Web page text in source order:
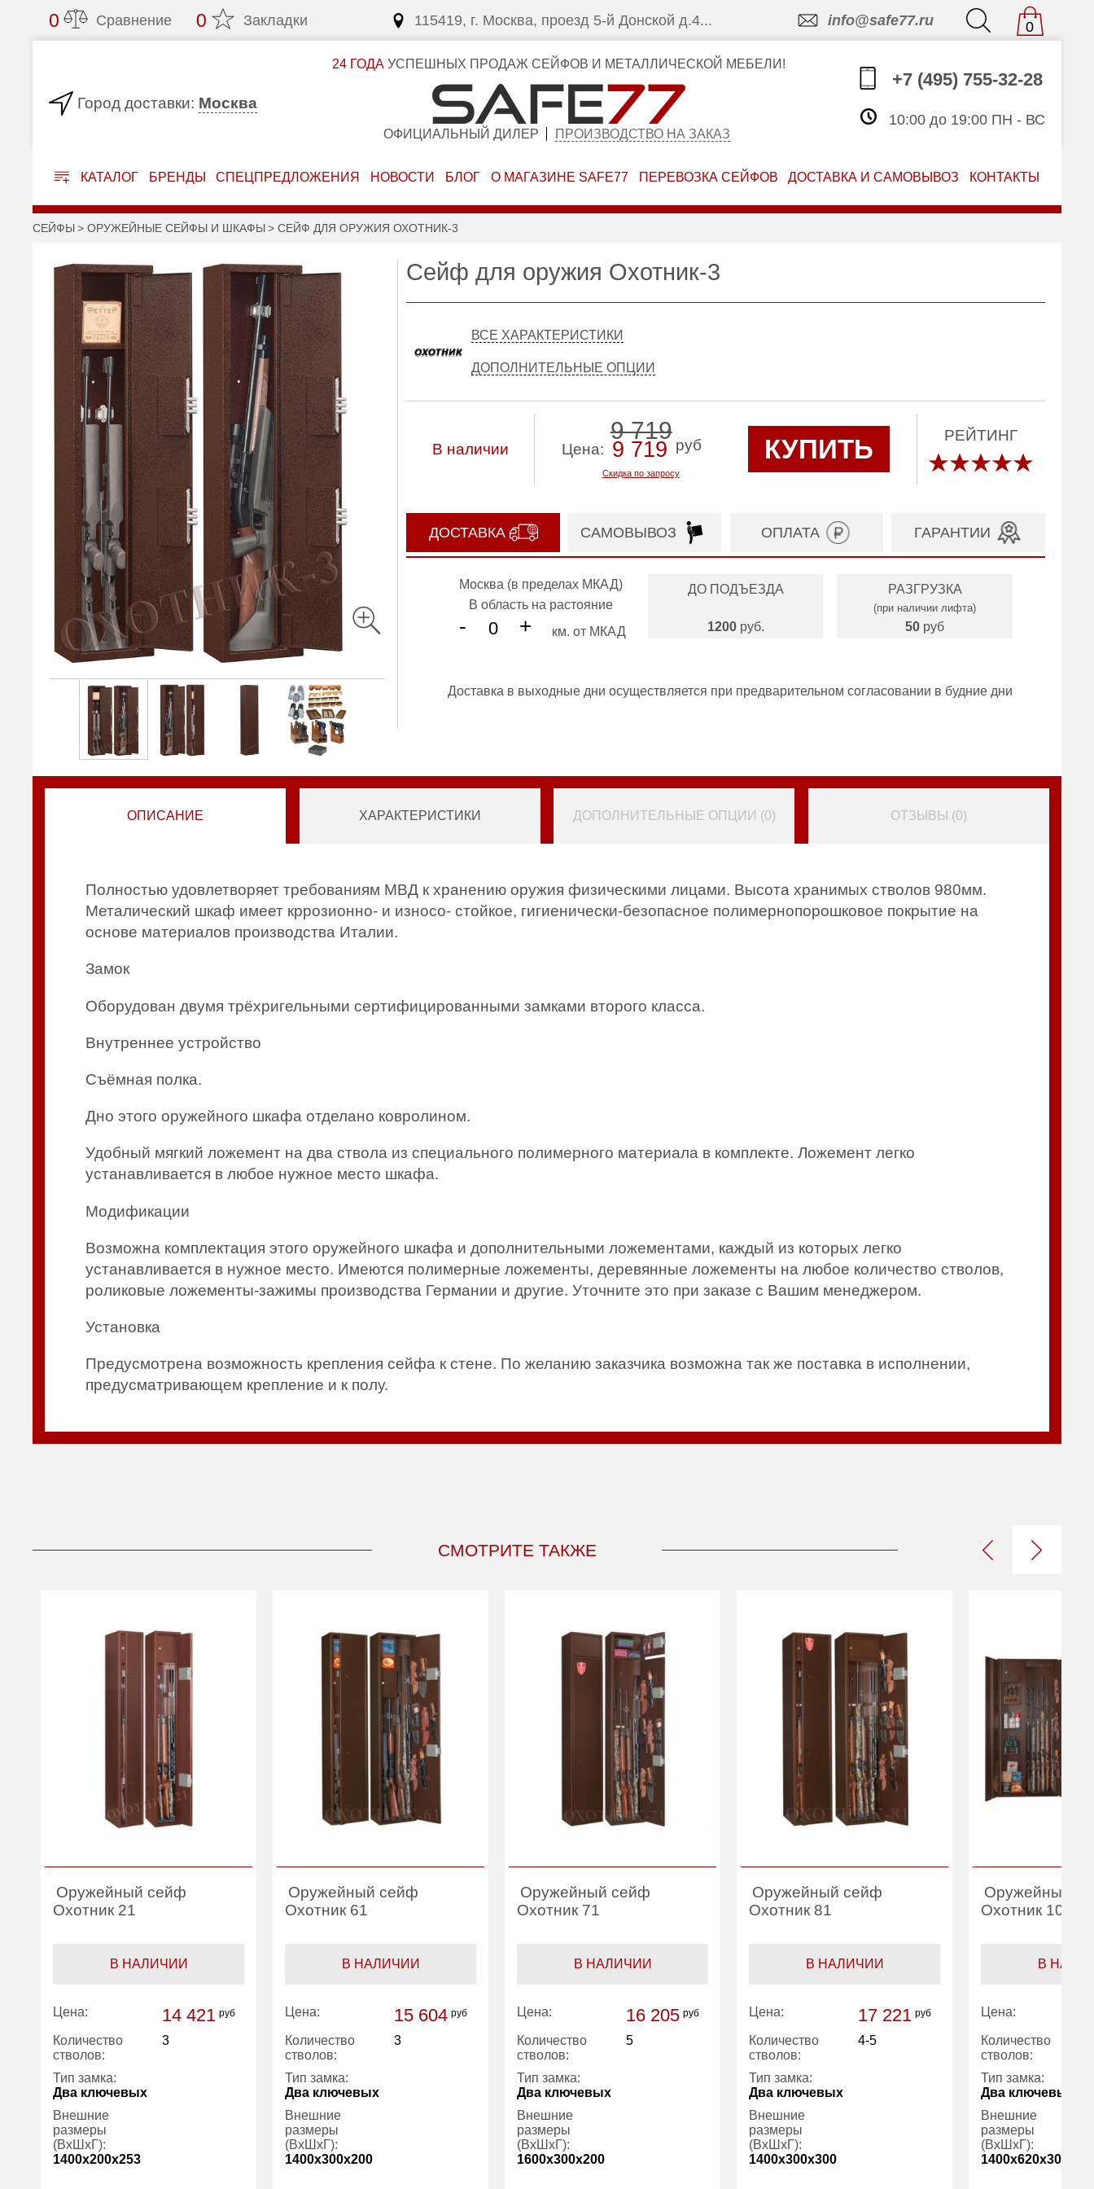
0 Сравнение 0 Закладки 115419, г. Москва, проезд 5-й Донской д.4... info@safe77.ru 0
Город доставки: Москва
24 ГОДАУСПЕШНЫХ ПРОДАЖ СЕЙФОВ И МЕТАЛЛИЧЕСКОЙ МЕБЕЛИ!
ОФИЦИАЛЬНЫЙ ДИЛЕР ПРОИЗВОДСТВО НА ЗАКАЗ
+7 (495) 755-32-28
10:00 до 19:00 ПН - ВС
КАТАЛОГ БРЕНДЫ СПЕЦПРЕДЛОЖЕНИЯ НОВОСТИ БЛОГ О МАГАЗИНЕ SAFE77 ПЕРЕВОЗКА СЕЙФОВ ДОСТАВКА И САМОВЫВОЗ КОНТАКТЫ
СЕЙФЫ ОРУЖЕЙНЫЕ СЕЙФЫ И ШКАФЫ СЕЙФ ДЛЯ ОРУЖИЯ ОХОТНИК-3
Сейф для оружия Охотник-3
ВСЕ ХАРАКТЕРИСТИКИ
ДОПОЛНИТЕЛЬНЫЕ ОПЦИИ
В наличии Цена: 9 719
Скидка по запросу
9 719
руб КУПИТЬ РЕЙТИНГ
ДОСТАВКА САМОВЫВОЗ ОПЛАТА ГАРАНТИИ
Москва (в пределах МКАД)
В область на растояние
- + км. от МКАД
ДО ПОДЪЕЗДА
1200 руб.
РАЗГРУЗКА
(при наличии лифта)
50 руб
Доставка в выходные дни осуществляется при предварительном согласовании в будние дни
ОПИСАНИЕ ХАРАКТЕРИСТИКИ ДОПОЛНИТЕЛЬНЫЕ ОПЦИИ (0) ОТЗЫВЫ (0)
Полностью удовлетворяет требованиям МВД к хранению оружия физическими лицами. Высота хранимых стволов 980мм.
Металический шкаф имеет кррозионно- и износо- стойкое, гигиенически-безопасное полимернопорошковое покрытие на
основе материалов производства Италии.
Замок
Оборудован двумя трёхригельными сертифицированными замками второго класса.
Внутреннее устройство
Съёмная полка.
Дно этого оружейного шкафа отделано ковролином.
Удобный мягкий ложемент на два ствола из специального полимерного материала в комплекте. Ложемент легко
устанавливается в любое нужное место шкафа.
Модификации
Возможна комплектация этого оружейного шкафа и дополнительными ложементами, каждый из которых легко
устанавливается в нужное место. Имеются полимерные ложементы, деревянные ложементы на любое количество стволов,
роликовые ложементы-зажимы производства Германии и другие. Уточните это при заказе с Вашим менеджером.
Установка
Предусмотрена возможность крепления сейфа к стене. По желанию заказчика возможна так же поставка в исполнении,
предусматривающем крепление и к полу.
СМОТРИТЕ ТАКЖЕ
Оружейный сейф
Охотник 21
В НАЛИЧИИ
Цена: 14 421 руб
Количество
стволов:
3
Тип замка:
Два ключевых
Внешние
размеры
(ВхШхГ):
1400x200x253
Оружейный сейф
Охотник 61
В НАЛИЧИИ
Цена: 15 604 руб
Количество
стволов:
3
Тип замка:
Два ключевых
Внешние
размеры
(ВхШхГ):
1400x300x200
Оружейный сейф
Охотник 71
В НАЛИЧИИ
Цена: 16 205 руб
Количество
стволов:
5
Тип замка:
Два ключевых
Внешние
размеры
(ВхШхГ):
1600x300x200
Оружейный сейф
Охотник 81
В НАЛИЧИИ
Цена: 17 221 руб
Количество
стволов:
4-5
Тип замка:
Два ключевых
Внешние
размеры
(ВхШхГ):
1400x300x300
Оружейный
Охотник 101
В
Цена:
Количество
стволов:
Тип замка:
Два ключевых
Внешние
размеры
(ВхШхГ):
1400x620x300